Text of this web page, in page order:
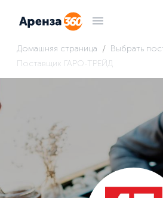
Домашняя страница / Выбрать
Поставщик ГАРО-ТРЕЙД